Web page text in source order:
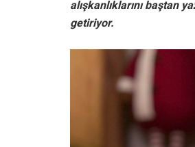
alışkanlıklarını baştan
getiriyor.